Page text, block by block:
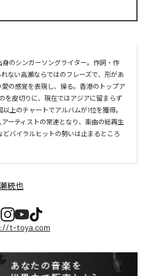
身のシンガーソングライター。作詞・作
ない高瀬ならではのフレーズで、形があ
の感覚を表現し、操る。香港のトップア
を皮切りに、現在ではアジアに留まらず
上のチャートでアルバムが1位を獲得。
ーティストの常連となり、楽曲の総再生
バイラルヒットの勢いは止まるところ
統也
t-toya.com